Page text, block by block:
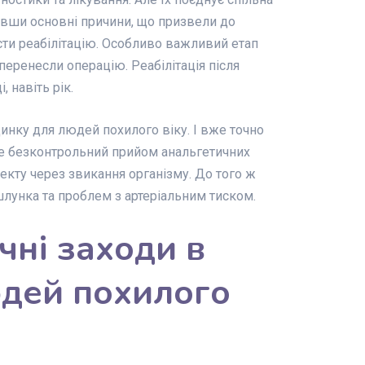
основні причини, що призвели до
реабілітацію. Особливо важливий етап
операцію. Реабілітація після
навіть рік.
для людей похилого віку. І вже точно
прийом анальгетичних
через звикання організму. До того ж
та проблем з артеріальним тиском.
заходи в
похилого